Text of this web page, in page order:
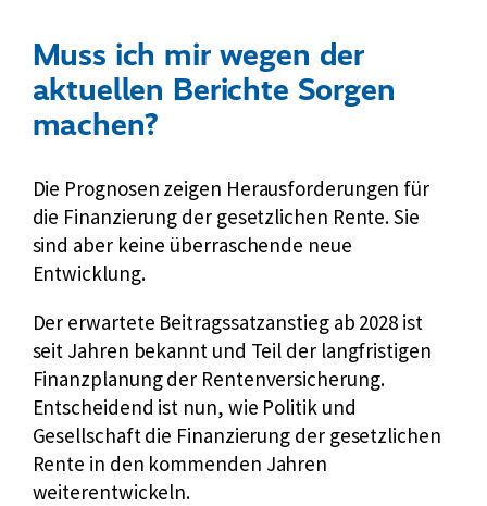
Muss ich mir wegen der
aktuellen Berichte Sorgen
machen?
Die Prognosen zeigen Herausforderungen für
die Finanzierung der gesetzlichen Rente. Sie
sind aber keine überraschende neue
Entwicklung.
Der erwartete Beitragssatzanstieg ab 2028 ist
seit Jahren bekannt und Teil der langfristigen
Finanzplanung der Rentenversicherung.
Entscheidend ist nun, wie Politik und
Gesellschaft die Finanzierung der gesetzlichen
Rente in den kommenden Jahren
weiterentwickeln.